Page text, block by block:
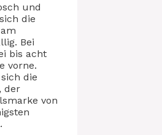
und
die
Bei
bis acht
vorne.
die
der
von